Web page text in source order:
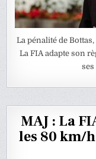
La pénalité de
La FIA adapte son
ses
MAJ : La
les 80 km/